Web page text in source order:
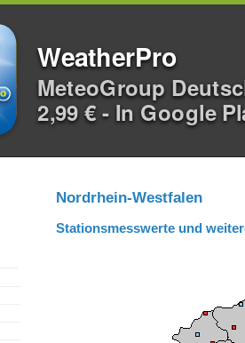
WeatherPro
MeteoGroup
2,99 € - In Google
Nordrhein-Westfalen
Stationsmesswerte und